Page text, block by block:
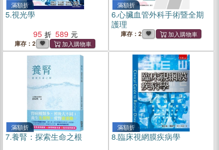
滿額折
5.視光學
95
589
庫存：2
滿額折
6.心臟血管外科手術暨全期
護理
庫存：2
滿額折
7.養腎：探索生命之根
滿額折
8.臨床視網膜疾病學